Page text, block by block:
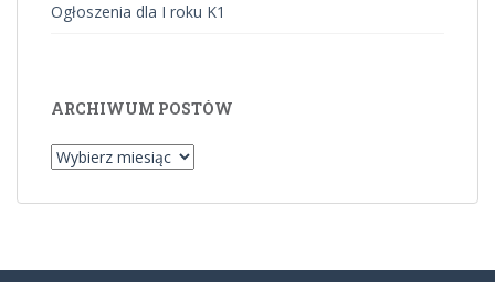
Ogłoszenia dla I roku K1
ARCHIWUM POSTÓW
Archiwum